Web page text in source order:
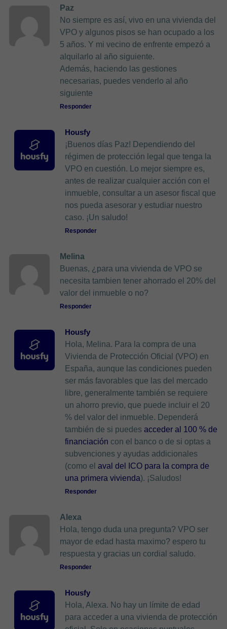
Paz
No siempre es así, vivo en una vivienda del
VPO y algunos pisos se han ocupado a los
5 años. Y mi vecino de enfrente empezó a
alquilarlo al año siguiente.
Además, haciendo las gestiones
necesarias, puedes venderlo al año
siguiente
Responder
Housfy
¡Buenos días Paz! Dependiendo del
régimen de protección legal que tenga la
VPO en cuestión. Lo mejor siempre es,
antes de realizar cualquier acción con el
inmueble, consultar a un asesor fiscal que
nos pueda asesorar y estudiar nuestro
caso. ¡Un saludo!
Responder
Melina
Buenas, ¿para una vivienda de VPO se
necesita tambien tener ahorrado el 20% del
valor del inmueble o no?
Responder
Housfy
Hola, Melina. Para la compra de una
Vivienda de Protección Oficial (VPO) en
España, aunque las condiciones pueden
ser más favorables que las del mercado
libre, generalmente también se requiere
un ahorro previo, que puede incluir el 20
% del valor del inmueble. Dependerá
también de si puedes acceder al 100 % de
financiación con el banco o de si optas a
subvenciones y ayudas addicionales
(como el aval del ICO para la compra de
una primera vivienda). ¡Saludos!
Responder
Alexa
Hola, tengo duda una pregunta? VPO ser
mayor de edad hasta maximo? espero tu
respuesta y gracias un cordial saludo.
Responder
Housfy
Hola, Alexa. No hay un límite de edad
para acceder a una vivienda de protección